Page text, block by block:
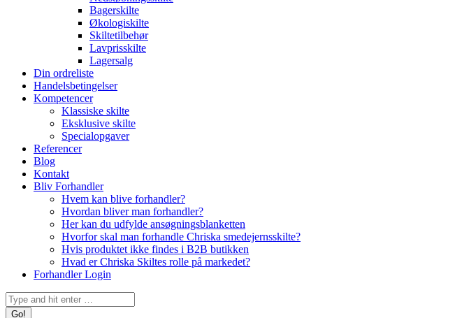
Bagerskilte
Økologiskilte
Skiltetilbehør
Lavprisskilte
Lagersalg
Din ordreliste
Handelsbetingelser
Kompetencer
Klassiske skilte
Eksklusive skilte
Specialopgaver
Referencer
Blog
Kontakt
Bliv Forhandler
Hvem kan blive forhandler?
Hvordan bliver man forhandler?
Her kan du udfylde ansøgningsblanketten
Hvorfor skal man forhandle Chriska smedejernsskilte?
Hvis produktet ikke findes i B2B butikken
Hvad er Chriska Skiltes rolle på markedet?
Forhandler Login
Search: